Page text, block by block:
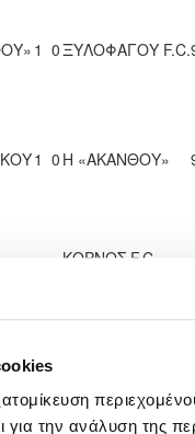
για την ανάλυση της
1 0ΞΥΛΟΦΑΓΟΥ F.C.
1 0 Η «ΑΚΑΝΘΟΥ»
ΚΟΡΝΟΣ F.C.
2 0